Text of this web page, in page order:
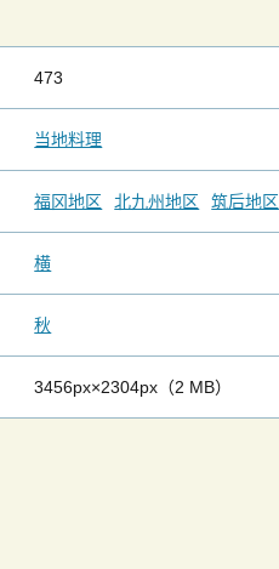
473
当地料理
福冈地区 北九州地区 筑后地区
横
秋
3456px×2304px（2 MB）